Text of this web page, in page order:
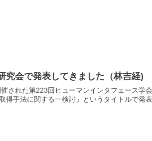
究会で発表してきました（林吉経)
された第223回ヒューマンインタフェース学
手法に関する一検討」というタイトルで発表